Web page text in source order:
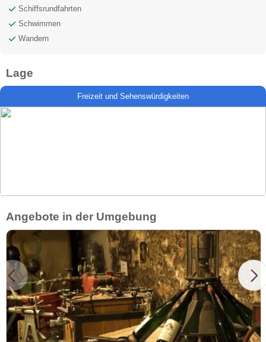
Schiffsrundfahrten
Schwimmen
Wandern
Lage
Freizeit und Sehenswürdigkeiten
Angebote in der Umgebung